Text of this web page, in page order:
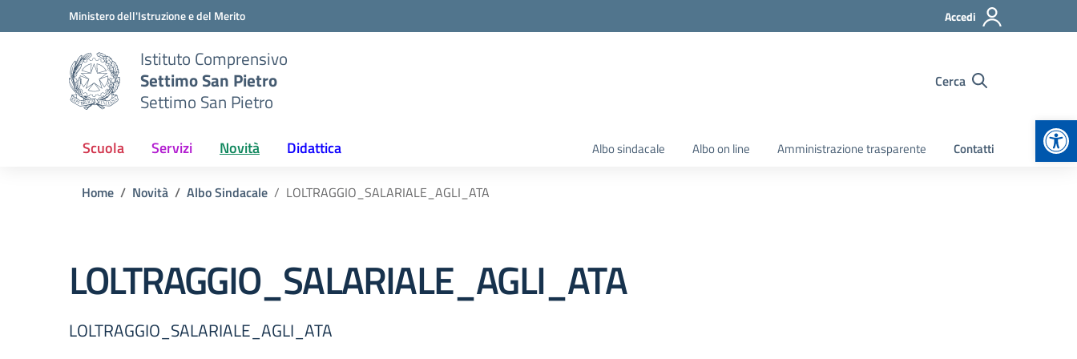
Vai ai contenuti
Vai al menu di navigazioneMinistero dell'Istruzione e del Merito Accedi
Istituto Comprensivo
Settimo San Pietro
Settimo San Pietro
Cerca
Scuola Servizi Novità Didattica Albo sindacale Albo on line Amministrazione trasparente Contatti
Home Novità Albo Sindacale LOLTRAGGIO_SALARIALE_AGLI_ATA
LOLTRAGGIO_SALARIALE_AGLI_ATA
LOLTRAGGIO_SALARIALE_AGLI_ATA